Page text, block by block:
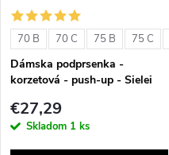
70 B 70 C 75 B 75 C
Dámska podprsenka -
korzetová - push-up - Sielei
€27,29
Skladom 1 ks